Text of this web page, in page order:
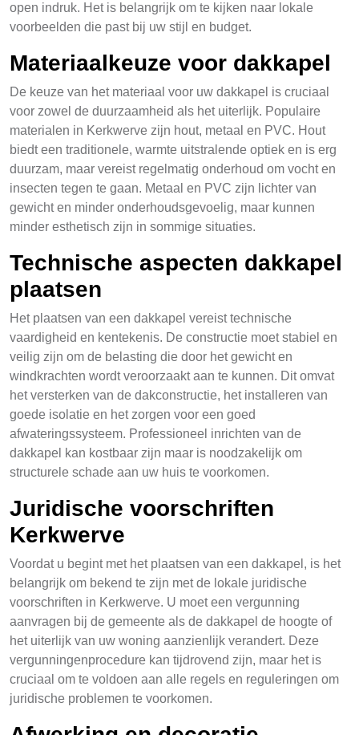
open indruk. Het is belangrijk om te kijken naar lokale
voorbeelden die past bij uw stijl en budget.
Materiaalkeuze voor dakkapel
De keuze van het materiaal voor uw dakkapel is cruciaal
voor zowel de duurzaamheid als het uiterlijk. Populaire
materialen in Kerkwerve zijn hout, metaal en PVC. Hout
biedt een traditionele, warmte uitstralende optiek en is erg
duurzam, maar vereist regelmatig onderhoud om vocht en
insecten tegen te gaan. Metaal en PVC zijn lichter van
gewicht en minder onderhoudsgevoelig, maar kunnen
minder esthetisch zijn in sommige situaties.
Technische aspecten dakkapel
plaatsen
Het plaatsen van een dakkapel vereist technische
vaardigheid en kentekenis. De constructie moet stabiel en
veilig zijn om de belasting die door het gewicht en
windkrachten wordt veroorzaakt aan te kunnen. Dit omvat
het versterken van de dakconstructie, het installeren van
goede isolatie en het zorgen voor een goed
afwateringssysteem. Professioneel inrichten van de
dakkapel kan kostbaar zijn maar is noodzakelijk om
structurele schade aan uw huis te voorkomen.
Juridische voorschriften
Kerkwerve
Voordat u begint met het plaatsen van een dakkapel, is het
belangrijk om bekend te zijn met de lokale juridische
voorschriften in Kerkwerve. U moet een vergunning
aanvragen bij de gemeente als de dakkapel de hoogte of
het uiterlijk van uw woning aanzienlijk verandert. Deze
vergunningenprocedure kan tijdrovend zijn, maar het is
cruciaal om te voldoen aan alle regels en reguleringen om
juridische problemen te voorkomen.